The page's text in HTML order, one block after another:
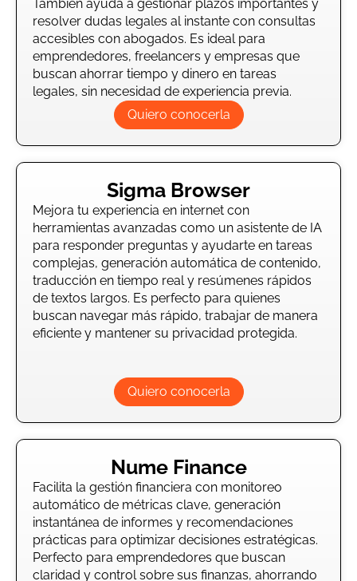
También ayuda a gestionar plazos importantes y
resolver dudas legales al instante con consultas
accesibles con abogados. Es ideal para
emprendedores, freelancers y empresas que
buscan ahorrar tiempo y dinero en tareas
legales, sin necesidad de experiencia previa.
Quiero conocerla
Sigma Browser
Mejora tu experiencia en internet con
herramientas avanzadas como un asistente de IA
para responder preguntas y ayudarte en tareas
complejas, generación automática de contenido,
traducción en tiempo real y resúmenes rápidos
de textos largos. Es perfecto para quienes
buscan navegar más rápido, trabajar de manera
eficiente y mantener su privacidad protegida.
Quiero conocerla
Nume Finance
Facilita la gestión financiera con monitoreo
automático de métricas clave, generación
instantánea de informes y recomendaciones
prácticas para optimizar decisiones estratégicas.
Perfecto para emprendedores que buscan
claridad y control sobre sus finanzas, ahorrando